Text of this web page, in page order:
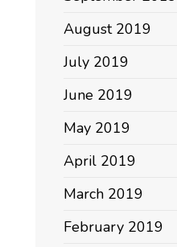
August 2019
July 2019
June 2019
May 2019
April 2019
March 2019
February 2019